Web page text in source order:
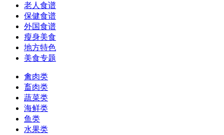
老人食谱
保健食谱
外国食谱
瘦身美食
地方特色
美食专题
禽肉类
畜肉类
蔬菜类
海鲜类
鱼类
水果类